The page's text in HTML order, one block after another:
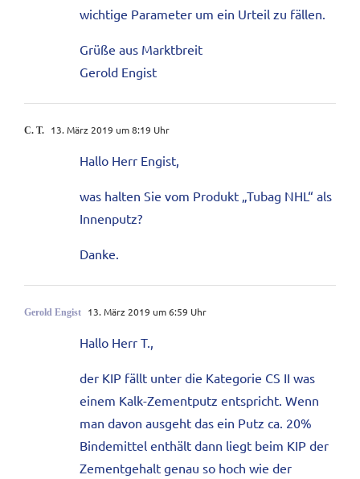
wichtige Parameter um ein Urteil zu fällen.
Grüße aus Marktbreit
Gerold Engist
C. T. 13. März 2019 um 8:19 Uhr
Hallo Herr Engist,
was halten Sie vom Produkt „Tubag NHL“ als
Innenputz?
Danke.
Gerold Engist 13. März 2019 um 6:59 Uhr
Hallo Herr T.,
der KIP fällt unter die Kategorie CS II was
einem Kalk-Zementputz entspricht. Wenn
man davon ausgeht das ein Putz ca. 20%
Bindemittel enthält dann liegt beim KIP der
Zementgehalt genau so hoch wie der